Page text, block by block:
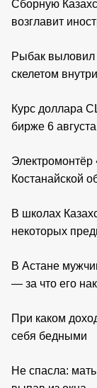
Сборную
возглавит
Рыбак выловил
скелетом внутри
Курс доллара
бирже 6 августа
Электромонтёр
Костанайской
В школах
некоторых
В Астане
— за что его
При каком
себя бедными
Не спасла: